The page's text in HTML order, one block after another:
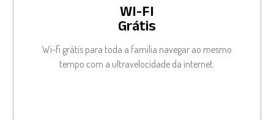
WI-FI
Grátis
Wi-fi grátis para toda a família navegar ao mesmo
tempo com a ultravelocidade da internet.